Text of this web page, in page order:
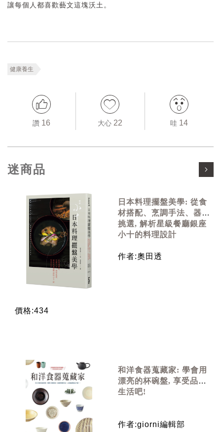
讓每個人都喜歡藝文這塊沃土。
健康養生
讚 16 大心 22 哇 14
迷商品
日本料理擺盤美學: 從食
材搭配、烹調手法、器皿
挑選, 解析星級餐廳銀座
小十的料理設計
作者:奧田透
價格:434
和洋食器蒐藏家: 學會用
漂亮的杯碗盤, 享受品味
生活吧!
作者:giorni編輯部